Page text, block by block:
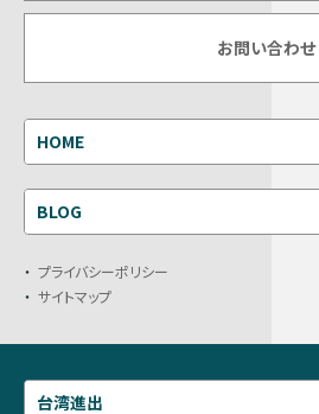
お問い合わせ
HOME
BLOG
プライバシーポリシー
サイトマップ
台湾進出